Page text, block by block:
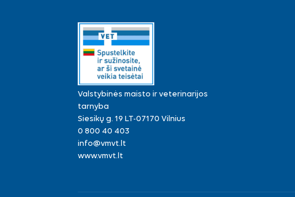
Valstybinės maisto ir veterinarijos
tarnyba
Siesikų g. 19 LT-07170 Vilnius
0 800 40 403
info@vmvt.lt
www.vmvt.lt